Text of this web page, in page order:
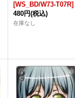
[WS_BD/W73-T07R]
480円(税込)
在庫なし